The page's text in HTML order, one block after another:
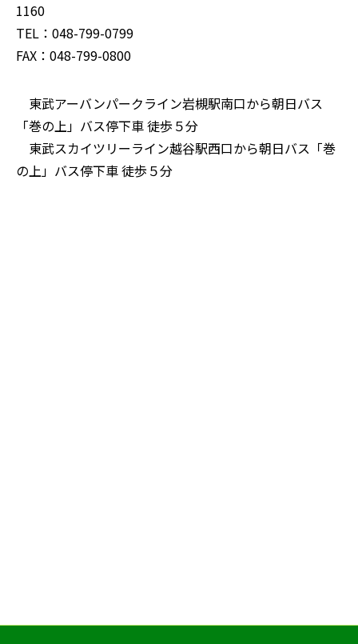
1160
TEL：048-799-0799
FAX：048-799-0800
東武アーバンパークライン岩槻駅南口から朝日バス
「巻の上」バス停下車 徒歩５分
東武スカイツリーライン越谷駅西口から朝日バス「巻
の上」バス停下車 徒歩５分